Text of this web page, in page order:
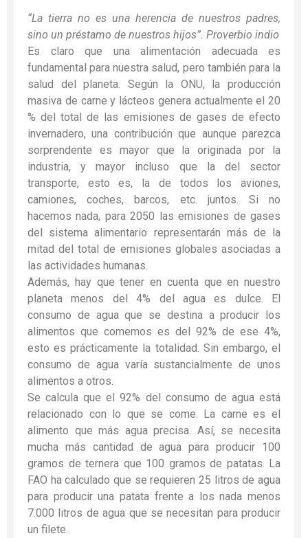
“La tierra no es una herencia de nuestros padres,
sino un préstamo de nuestros hijos”. Proverbio indio
Es claro que una alimentación adecuada es
fundamental para nuestra salud, pero también para la
salud del planeta. Según la ONU, la producción
masiva de carne y lácteos genera actualmente el 20
% del total de las emisiones de gases de efecto
invernadero, una contribución que aunque parezca
sorprendente es mayor que la originada por la
industria, y mayor incluso que la del sector
transporte, esto es, la de todos los aviones,
camiones, coches, barcos, etc. juntos. Si no
hacemos nada, para 2050 las emisiones de gases
del sistema alimentario representarán más de la
mitad del total de emisiones globales asociadas a
las actividades humanas.
Además, hay que tener en cuenta que en nuestro
planeta menos del 4% del agua es dulce. El
consumo de agua que se destina a producir los
alimentos que comemos es del 92% de ese 4%,
esto es prácticamente la totalidad. Sin embargo, el
consumo de agua varía sustancialmente de unos
alimentos a otros.
Se calcula que el 92% del consumo de agua está
relacionado con lo que se come. La carne es el
alimento que más agua precisa. Así, se necesita
mucha más cantidad de agua para producir 100
gramos de ternera que 100 gramos de patatas. La
FAO ha calculado que se requieren 25 litros de agua
para producir una patata frente a los nada menos
7.000 litros de agua que se necesitan para producir
un filete.